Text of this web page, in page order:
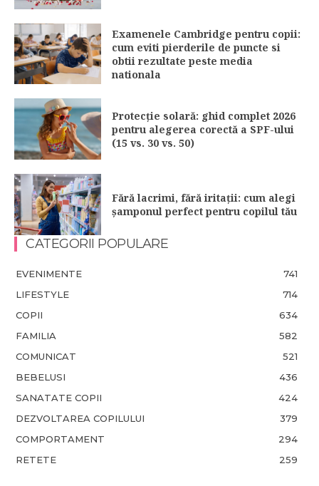
Examenele Cambridge pentru copii:
cum eviti pierderile de puncte si
obtii rezultate peste media
nationala
Protecție solară: ghid complet 2026
pentru alegerea corectă a SPF-ului
(15 vs. 30 vs. 50)
Fără lacrimi, fără iritații: cum alegi
șamponul perfect pentru copilul tău
CATEGORII POPULARE
EVENIMENTE
741
LIFESTYLE
714
COPII
634
FAMILIA
582
COMUNICAT
521
BEBELUSI
436
SANATATE COPII
424
DEZVOLTAREA COPILULUI
379
COMPORTAMENT
294
RETETE
259